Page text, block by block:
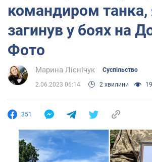
командиром танка,
загинув у боях на
Фото
Марина Ліснічук Суспільство
2.06.2023 06:14 2 хвилини
351